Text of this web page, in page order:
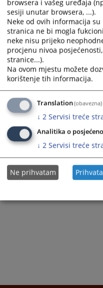
Izmjena plana nabavki
browsera i vašeg uređaja
sesiji unutar browsera, ...).
Neke od ovih informacija
stranica ne bi mogla
neke nisu prijeko
procjenu nivoa
stranice...).
Na ovom mjestu možete
korištenje tih informacija.
Translation(obavezna)
↓ 2 Servisi treće
Analitika o
↓ 2 Servisi treće
Ne prihvatam